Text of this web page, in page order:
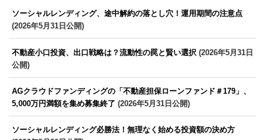
ソーシャルレンディング、途中解約の落とし穴！運用期間の注意点
(2026年5月31日公開)
不動産小口投資、出口戦略は？流動性の罠と賢い選択 (2026年5月31日
公開)
AGクラウドファンディングの「不動産担保ローンファンド＃179」、
5,000万円満額を集め募集終了 (2026年5月31日公開)
ソーシャルレンディング必勝法！無理なく始める投資額の決め方